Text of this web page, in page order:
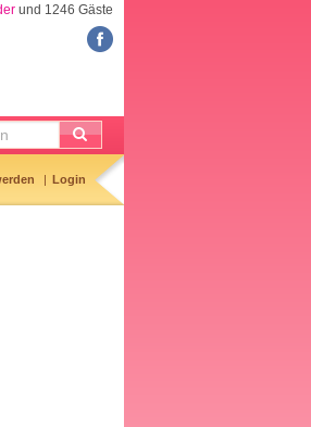
und 1246 Gäste
Login